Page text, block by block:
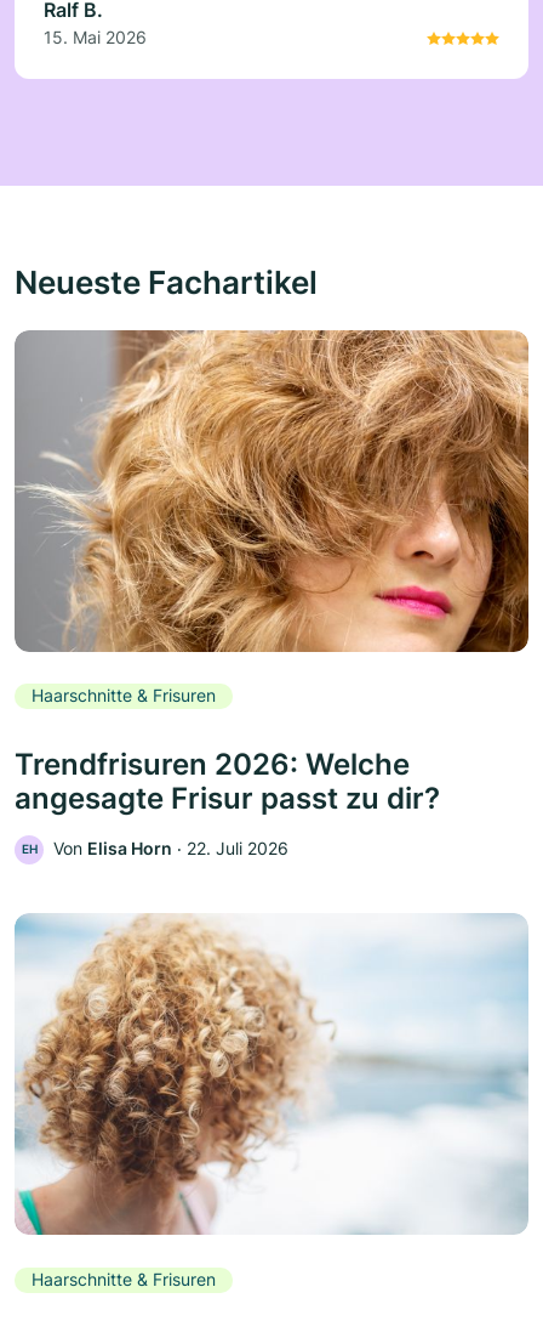
Ralf B.
15. Mai 2026
Neueste Fachartikel
Haarschnitte & Frisuren
Trendfrisuren 2026: Welche
angesagte Frisur passt zu dir?
EH Von Elisa Horn ‧ 22. Juli 2026
Haarschnitte & Frisuren